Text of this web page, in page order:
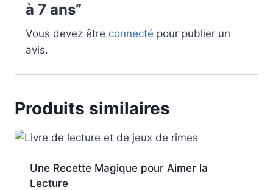
à 7 ans”
Vous devez être connecté pour publier un
avis.
Produits similaires
Une Recette Magique pour Aimer la
Lecture